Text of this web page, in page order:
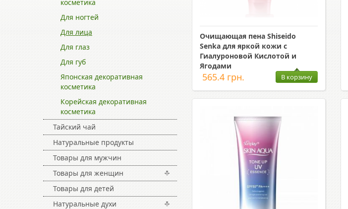
косметика
Для ногтей
Для лица
Для глаз
Для губ
Японская декоративная
косметика
Корейская декоративная
косметика
Тайский чай
Натуральные продукты
Товары для мужчин
Товары для женщин
Товары для детей
Натуральные духи
Очищающая пена Shiseido
Senka для яркой кожи с
Гиалуроновой Кислотой и
Ягодами
565.4 грн. В корзину